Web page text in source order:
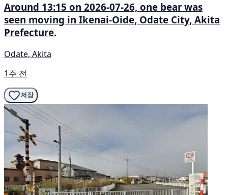
Around 13:15 on 2026-07-26, one bear was
seen moving in Ikenai-Oide, Odate City, Akita
Prefecture.
Odate, Akita
1주 전
저장